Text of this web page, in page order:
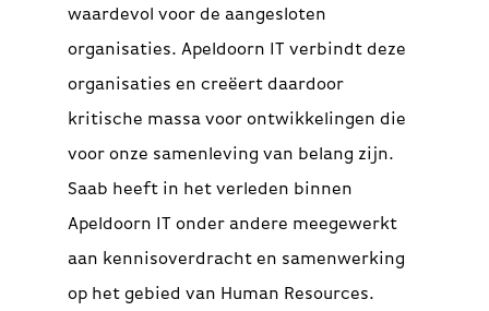
waardevol voor de aangesloten
organisaties. Apeldoorn IT verbindt deze
organisaties en creëert daardoor
kritische massa voor ontwikkelingen die
voor onze samenleving van belang zijn.
Saab heeft in het verleden binnen
Apeldoorn IT onder andere meegewerkt
aan kennisoverdracht en samenwerking
op het gebied van Human Resources.